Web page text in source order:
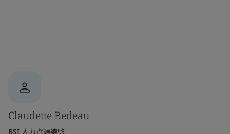
Claudette Bedeau
BSI 人力資源總監